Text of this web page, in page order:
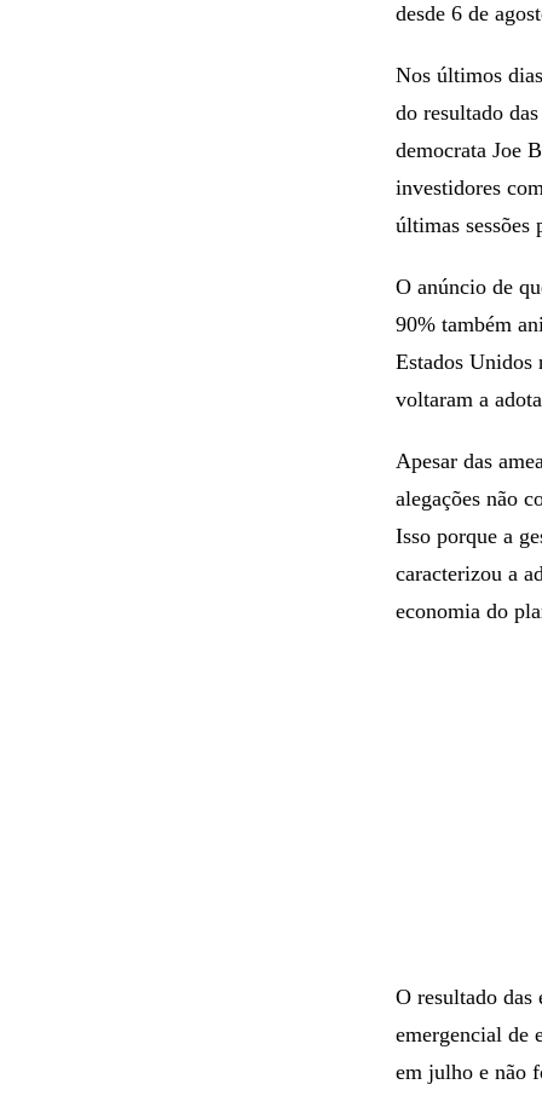
desde 6 de
Nos últimos
do resultado
democrata Joe
investidores
últimas sessões
O anúncio de
90% também
Estados Unidos
voltaram a
Apesar das
alegações não
Isso porque a
caracterizou a
economia do
O resultado das
emergencial de
em julho e não